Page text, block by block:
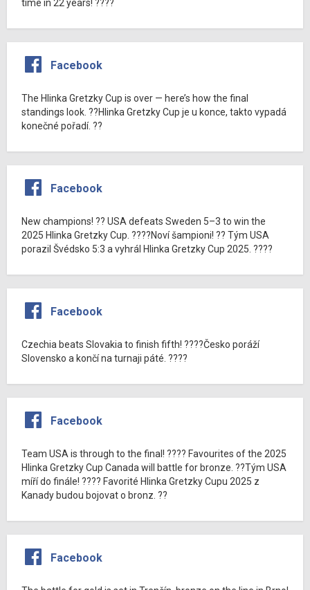
time in 22 years! ????
Facebook
The Hlinka Gretzky Cup is over — here’s how the final
standings look. ??Hlinka Gretzky Cup je u konce, takto vypadá
konečné pořadí. ??
Facebook
New champions! ?? USA defeats Sweden 5–3 to win the
2025 Hlinka Gretzky Cup. ????Noví šampioni! ?? Tým USA
porazil Švédsko 5:3 a vyhrál Hlinka Gretzky Cup 2025. ????
Facebook
Czechia beats Slovakia to finish fifth! ????Česko poráží
Slovensko a končí na turnaji páté. ????
Facebook
Team USA is through to the final! ???? Favourites of the 2025
Hlinka Gretzky Cup Canada will battle for bronze. ??Tým USA
míří do finále! ???? Favorité Hlinka Gretzky Cupu 2025 z
Kanady budou bojovat o bronz. ??
Facebook